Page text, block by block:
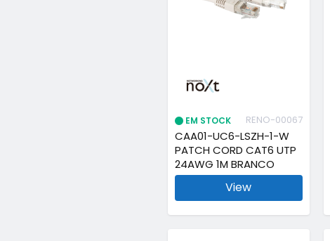
EM STOCK RENO-00067
CAA01-UC6-LSZH-1-W
PATCH CORD CAT6 UTP
24AWG 1M BRANCO
View